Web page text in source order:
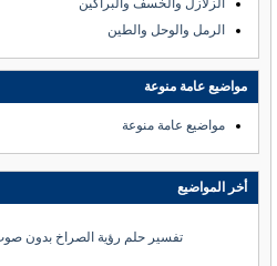
الرمل والوحل والطين
مواضيع عامة منوعة
مواضيع عامة منوعة
أخر المواضيع
تفسير حلم رؤية الصراخ بدون